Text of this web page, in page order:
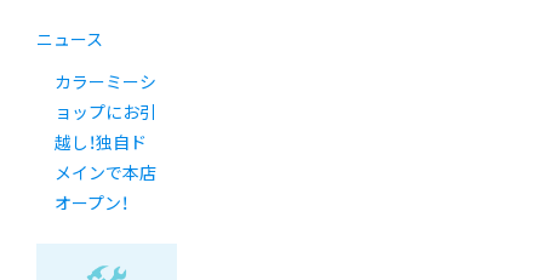
ニュース
カラーミーシ
ョップにお引
越し！独自ド
メインで本店
オープン！